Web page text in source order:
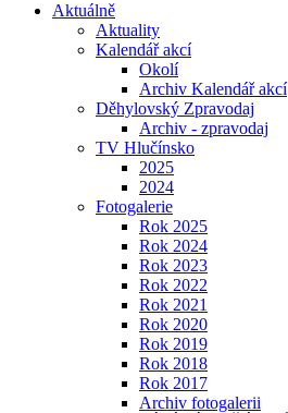
Aktuálně
Aktuality
Kalendář akcí
Okolí
Archiv Kalendář akcí
Děhylovský Zpravodaj
Archiv - zpravodaj
TV Hlučínsko
2025
2024
Fotogalerie
Rok 2025
Rok 2024
Rok 2023
Rok 2022
Rok 2021
Rok 2020
Rok 2019
Rok 2018
Rok 2017
Archiv fotogalerii